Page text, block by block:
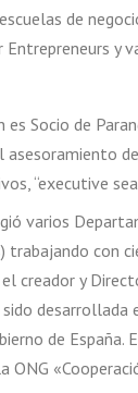
de
y
Socio de
“executive
varios
trabajando con
creador y
de España.
ONG